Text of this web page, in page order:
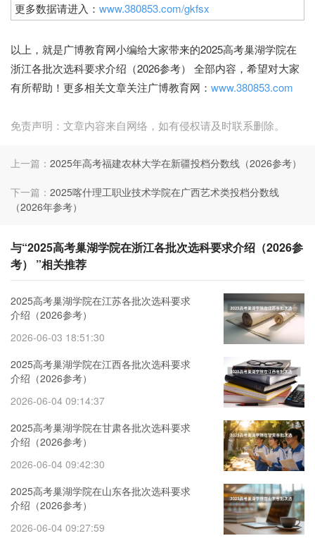
更多数据请进入： www.380853.com/gkfsx
以上，就是广博教育网小编给大家带来的2025高考巢湖学院在
浙江各批次选科要求介绍（2026参考） 全部内容，希望对大家
有所帮助！更多相关文章关注广博教育网： www.380853.com
免责声明：文章内容来自网络，如有侵权请及时联系删除。
上一篇： 2025年高考福建农林大学在新疆投档分数线（2026参考）
下一篇： 2025喀什理工职业技术学院在广西艺术类投档分数线
（2026年参考）
与“2025高考巢湖学院在浙江各批次选科要求介绍（2026参
考） ”相关推荐
2025高考巢湖学院在江苏各批次选科要求
介绍（2026参考）
2026-06-03 18:51:30
2025高考巢湖学院在江西各批次选科要求
介绍（2026参考）
2026-06-04 09:14:37
2025高考巢湖学院在甘肃各批次选科要求
介绍（2026参考）
2026-06-04 09:42:30
2025高考巢湖学院在山东各批次选科要求
介绍（2026参考）
2026-06-04 09:27:59